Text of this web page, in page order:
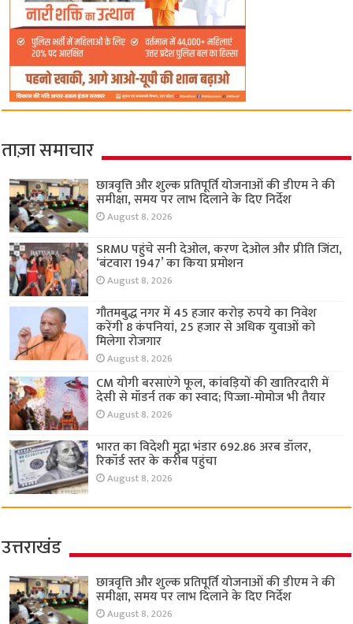
ताज़ा समाचार
छात्रवृत्ति और शुल्क प्रतिपूर्ति योजनाओं की डीएम ने की
समीक्षा, समय पर लाभ दिलाने के दिए निर्देश
August 8, 2026
SRMU पहुंचे सनी देओल, करण देओल और प्रीति जिंटा,
‘बंटवारा 1947’ का किया प्रमोशन
August 8, 2026
गौतमबुद्ध नगर में 45 हजार करोड़ रुपये का निवेश
करेंगी 8 कंपनियां, 25 हजार से अधिक युवाओं को
मिलेगा रोजगार
August 8, 2026
CM योगी बरसाएंगे फूल, कांवड़ियों की खातिरदारी में
देसी से मॉडर्न तक का स्वाद; पिज्जा-मोमोज भी तैयार
August 8, 2026
भारत का विदेशी मुद्रा भंडार 692.86 अरब डॉलर,
रिकॉर्ड स्तर के करीब पहुंचा
August 8, 2026
उत्तराखंड
छात्रवृत्ति और शुल्क प्रतिपूर्ति योजनाओं की डीएम ने की
समीक्षा, समय पर लाभ दिलाने के दिए निर्देश
August 8, 2026